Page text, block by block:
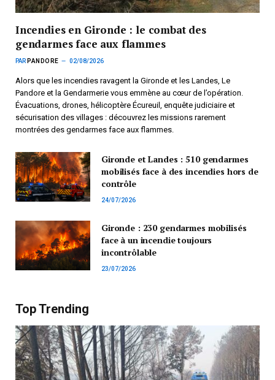
Incendies en Gironde : le combat des
gendarmes face aux flammes
PAR PANDORE 02/08/2026
Alors que les incendies ravagent la Gironde et les Landes, Le
Pandore et la Gendarmerie vous emmène au cœur de l’opération.
Évacuations, drones, hélicoptère Écureuil, enquête judiciaire et
sécurisation des villages : découvrez les missions rarement
montrées des gendarmes face aux flammes.
Gironde et Landes : 510 gendarmes
mobilisés face à des incendies hors de
contrôle
24/07/2026
Gironde : 230 gendarmes mobilisés
face à un incendie toujours
incontrôlable
23/07/2026
Top Trending